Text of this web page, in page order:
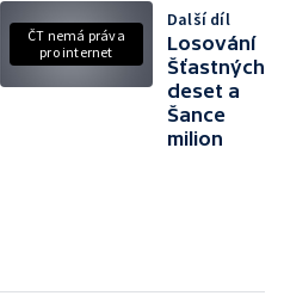
ČT nemá práva
pro internet
Další díl
Losování
Šťastných
deset a
Šance
milion